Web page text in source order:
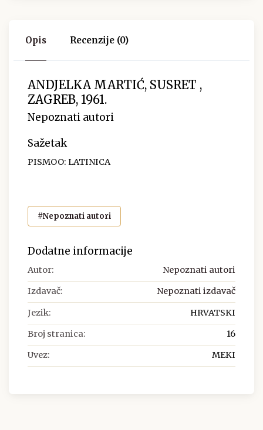
Opis Recenzije (0)
ANDJELKA MARTIĆ, SUSRET ,
ZAGREB, 1961.
Nepoznati autori
Sažetak
PISMOO: LATINICA
#Nepoznati autori
Dodatne informacije
Autor: Nepoznati autori
Izdavač: Nepoznati izdavač
Jezik: HRVATSKI
Broj stranica: 16
Uvez: MEKI